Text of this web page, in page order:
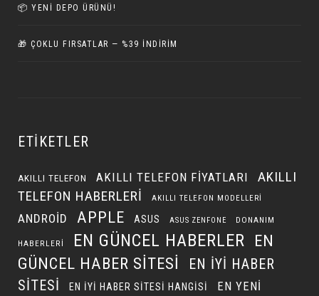
📦 YENI DEPO ÜRÜNÜ!
🎁 ÇOKLU FIRSATLAR — %39 İNDIRIM
ETIKETLER
AKILLI TELEFON AKILLI TELEFON FIYATLARI
AKILLI
TELEFON HABERLERI
AKILLI TELEFON MODELLERI
ANDROID APPLE ASUS ASUS ZENFONE DONANIM
HABERLERI EN GÜNCEL HABERLER
EN
GÜNCEL HABER SITESI
EN IYI HABER
SITESI
EN IYI HABER SITESI HANGISI
EN YENI